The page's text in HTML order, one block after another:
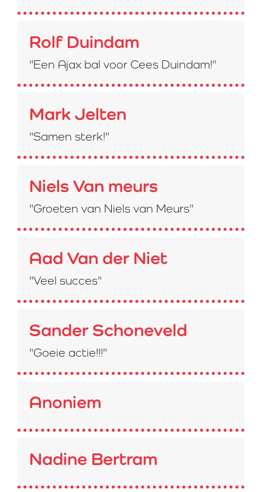
Rolf Duindam
"Een Ajax bal voor Cees Duindam!"
Mark Jelten
"Samen sterk!"
Niels Van meurs
"Groeten van Niels van Meurs"
Aad Van der Niet
"Veel succes"
Sander Schoneveld
"Goeie actie!!!"
Anoniem
Nadine Bertram